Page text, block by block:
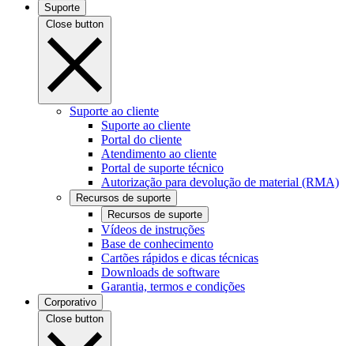
Suporte
Close button
Suporte ao cliente
Suporte ao cliente
Portal do cliente
Atendimento ao cliente
Portal de suporte técnico
Autorização para devolução de material (RMA)
Recursos de suporte
Recursos de suporte
Vídeos de instruções
Base de conhecimento
Cartões rápidos e dicas técnicas
Downloads de software
Garantia, termos e condições
Corporativo
Close button